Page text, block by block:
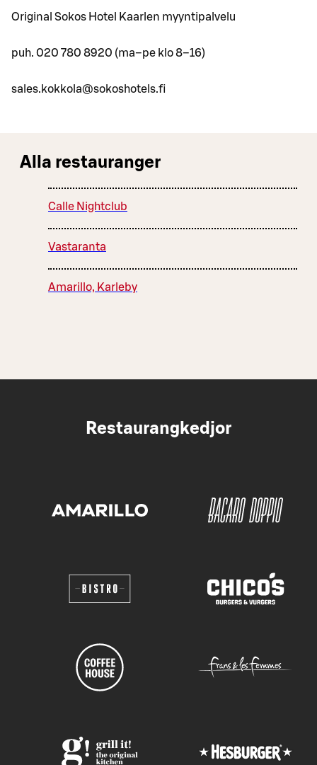
Original Sokos Hotel Kaarlen myyntipalvelu
puh. 020 780 8920 (ma–pe klo 8–16)
sales.kokkola@sokoshotels.fi
Alla restauranger
Calle Nightclub
Vastaranta
Amarillo, Karleby
Restaurangkedjor